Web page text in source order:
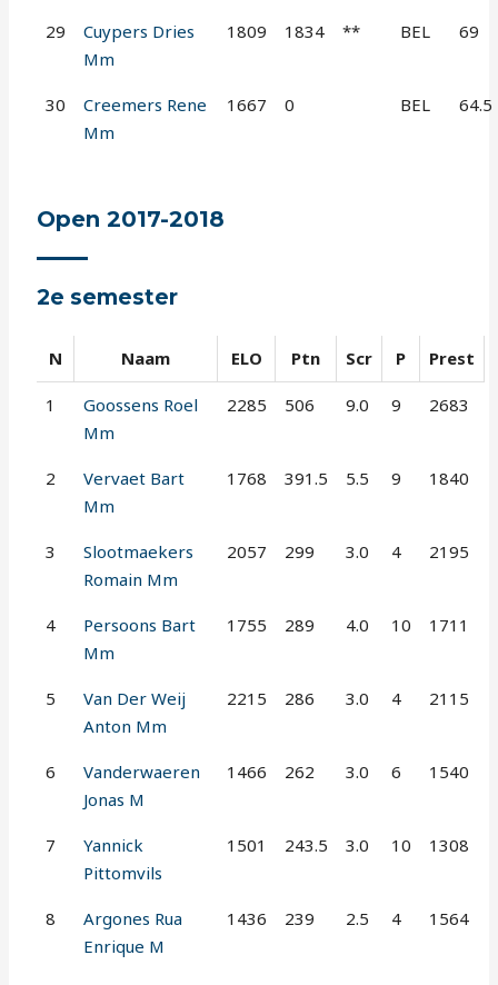
29
Cuypers Dries
Mm
1809 1834 ** BEL 69
30
Creemers Rene
Mm
1667 0 BEL 64.5
Open 2017-2018
2e semester
N Naam ELO Ptn Scr P Prest
1
Goossens Roel
Mm
2285 506 9.0 9 2683
2
Vervaet Bart
Mm
1768 391.5 5.5 9 1840
3
Slootmaekers
Romain Mm
2057 299 3.0 4 2195
4
Persoons Bart
Mm
1755 289 4.0 10 1711
5
Van Der Weij
Anton Mm
2215 286 3.0 4 2115
6
Vanderwaeren
Jonas M
1466 262 3.0 6 1540
7
Yannick
Pittomvils
1501 243.5 3.0 10 1308
8
Argones Rua
Enrique M
1436 239 2.5 4 1564